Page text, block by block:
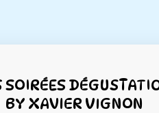
SOIRÉES
BY XAVIER VIGNON